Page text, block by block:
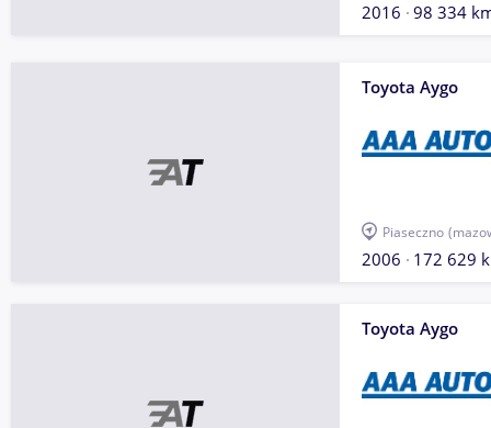
2016 98 334
Toyota Aygo
Piaseczno
2006 172 629
Toyota Aygo